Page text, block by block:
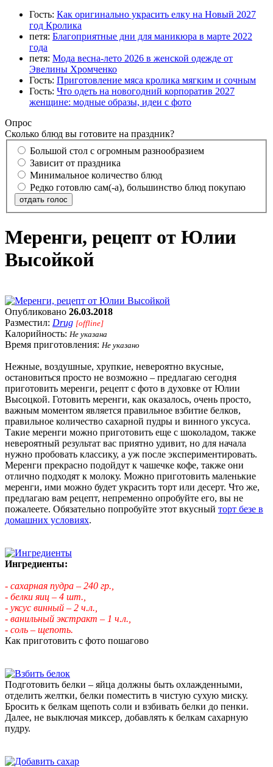
Гость: Как оригинально украсить елку на Новый 2027
год Кролика
петя: Благоприятные дни для маникюра в марте 2022
года
петя: Мода весна-лето 2026 в женской одежде от
Эвелины Хромченко
Гость: Приготовление мяса кролика мягким и сочным
Гость: Что одеть на новогодний корпоратив 2027
женщине: модные образы, идеи с фото
Опрос
Сколько блюд вы готовите на праздник?
Большой стол с огромным разнообразием
Зависит от праздника
Минимальное количество блюд
Редко готовлю сам(-а), большинство блюд покупаю
отдать голос
Меренги, рецепт от Юлии
Высойкой
Опубликовано 26.03.2018
Разместил: Drug [offline]
Калорийность: Не указана
Время приготовления: Не указано
Нежные, воздушные, хрупкие, невероятно вкусные,
остановиться просто не возможно – предлагаю сегодня
приготовить меренги, рецепт с фото в духовке от Юлии
Высоцкой. Готовить меренги, как оказалось, очень просто,
важным моментом является правильное взбитие белков,
правильное количество сахарной пудры и винного уксуса.
Такие меренги можно приготовить еще с шоколадом, также
невероятный результат вас приятно удивит, но для начала
нужно пробовать классику, а уж после экспериментировать.
Меренги прекрасно подойдут к чашечке кофе, также они
отлично подходят к молоку. Можно приготовить маленькие
меренги, ими можно будет украсить торт или десерт. Что же,
предлагаю вам рецепт, непременно опробуйте его, вы не
пожалеете. Обязательно попробуйте этот вкусный торт безе в
домашних условиях.
Ингредиенты:
- сахарная пудра – 240 гр.,
- белки яиц – 4 шт.,
- уксус винный – 2 ч.л.,
- ванильный экстракт – 1 ч.л.,
- соль – щепоть.
Как приготовить с фото пошагово
Подготовить белки – яйца должны быть охлажденными,
отделить желтки, белки поместить в чистую сухую миску.
Бросить к белкам щепоть соли и взбивать белки до пенки.
Далее, не выключая миксер, добавлять к белкам сахарную
пудру.